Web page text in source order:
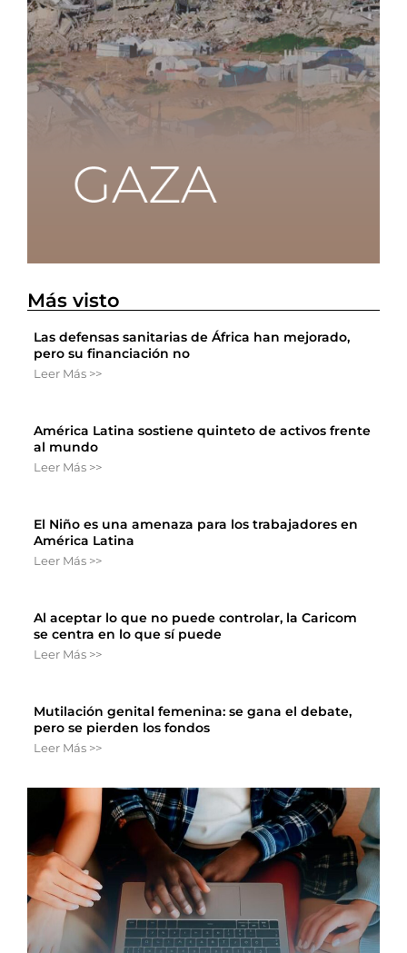
Más visto
Las defensas sanitarias de África han mejorado,
pero su financiación no
Leer Más >>
América Latina sostiene quinteto de activos frente
al mundo
Leer Más >>
El Niño es una amenaza para los trabajadores en
América Latina
Leer Más >>
Al aceptar lo que no puede controlar, la Caricom
se centra en lo que sí puede
Leer Más >>
Mutilación genital femenina: se gana el debate,
pero se pierden los fondos
Leer Más >>